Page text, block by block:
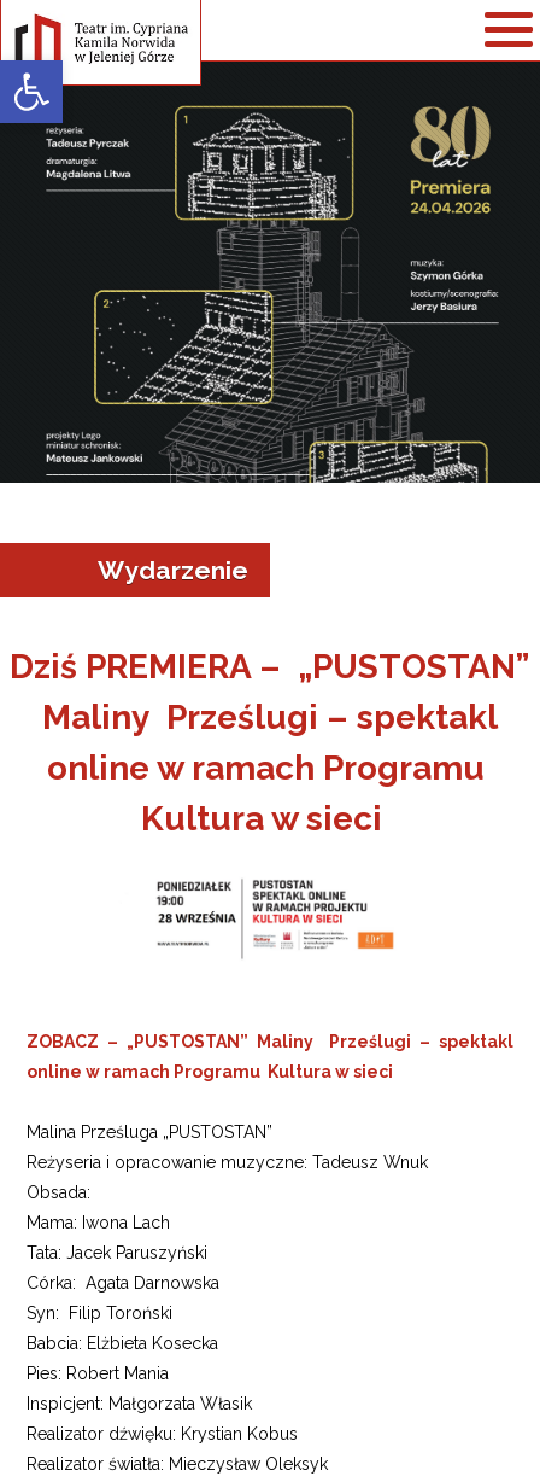
Open toolbar
w Jeleniej Górze
Wydarzenie
Dziś PREMIERA – „PUSTOSTAN”
Maliny Prześlugi – spektakl
online w ramach Programu
Kultura w sieci
ZOBACZ – „PUSTOSTAN” Maliny Prześlugi – spektakl
online w ramach Programu Kultura w sieci
Malina Prześluga „PUSTOSTAN”
Reżyseria i opracowanie muzyczne: Tadeusz Wnuk
Obsada:
Mama: Iwona Lach
Tata: Jacek Paruszyński
Córka: Agata Darnowska
Syn: Filip Toroński
Babcia: Elżbieta Kosecka
Pies: Robert Mania
Inspicjent: Małgorzata Własik
Realizator dźwięku: Krystian Kobus
Realizator światła: Mieczysław Oleksyk